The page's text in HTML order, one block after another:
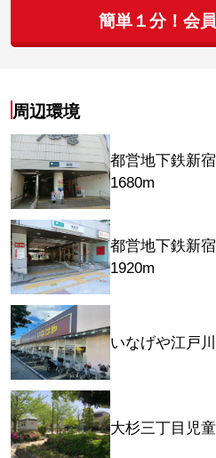
簡単１分！会
周辺環境
都営地下鉄新
1680m
都営地下鉄新
1920m
いなげや江戸
大杉三丁目児